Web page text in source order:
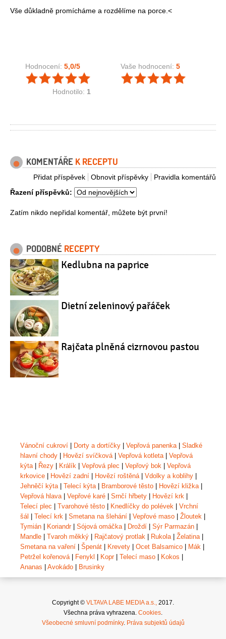
Vše důkladně promícháme a rozdělíme na porce.<
Hodnocení: 5,0/5
Hodnotilo: 1
Vaše hodnocení: 5
KOMENTÁŘE K RECEPTU
Pravidla komentářů
Obnovit příspěvky
Přidat příspěvek
Řazení příspěvků:
Zatím nikdo nepřidal komentář, můžete být první!
PODOBNÉ RECEPTY
Kedlubna na paprice
Dietní zeleninový pařáček
Rajčata plněná cizrnovou pastou
Vánoční cukroví | Dorty a dortíčky | Vepřová panenka | Sladké
hlavní chody | Hovězí svíčková | Vepřová kotleta | Vepřová
kýta | Řezy | Králík | Vepřová plec | Vepřový bok | Vepřová
krkovice | Hovězí zadní | Hovězí roštěná | Vdolky a koblihy |
Jehněčí kýta | Telecí kýta | Bramborové těsto | Hovězí kližka |
Vepřová hlava | Vepřové karé | Srnčí hřbety | Hovězí krk |
Telecí plec | Tvarohové těsto | Knedlíčky do polévek | Vrchní
šál | Telecí krk | Smetana na šlehání | Vepřové maso | Žloutek |
Tymián | Koriandr| Sójová omáčka | Droždí | Sýr Parmazán |
Mandle | Tvaroh měkký | Rajčatový protlak | Rukola | Želatina |
Smetana na vaření | Špenát | Krevety | Ocet Balsamico | Mák |
Petržel kořenová | Fenykl | Kopr| Telecí maso | Kokos |
Ananas | Avokádo | Brusinky
Copyright © VLTAVA LABE MEDIA a.s.,
2017.
Všechna práva vyhrazena. Cookies
Všeobecné smluvní podmínky. Práva subjektů údajů